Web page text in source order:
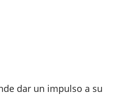
dar un impulso a su